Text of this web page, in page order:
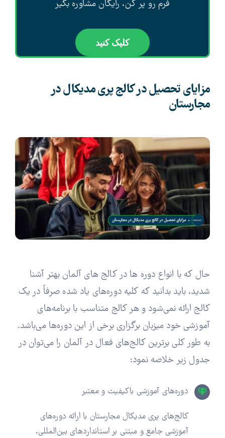
فرم رو پر کن، رایگان مشاوره بگیر
کلیک کنید
مزایای تحصیل در کالج پری مدیکال در
مجارستان
حال که با انواع دوره ها در کالج های آلمان بهتر آشنا
شدید، باید بدانید که کلیه دوره‌های یاد شده صرفاً در یک
کالج ارائه نمی‌شود و هر کالج متناسب با برنامه‌های
آموزشی خود میزبان برگزاری برخی از این دوره‌ها می‌باشد.
به طور کلی برترین کالج‌های فعال در آلمان را می‌توان در
جدول زیر خلاصه نمود:
دوره‌های آموزشی باکیفیت و معتبر
کالج‌های پری مدیکال مجارستان با ارائه دوره‌های
آموزشی جامع و مبتنی بر استانداردهای بین‌المللی،